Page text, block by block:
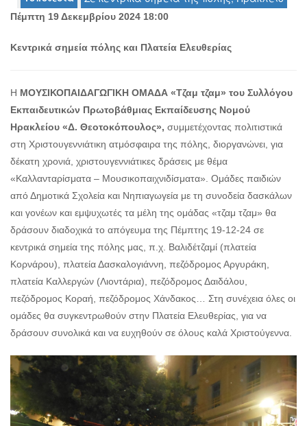
ΔΗΜΟΣ
ΠΟΛΙΤΙΣΜΟΣ
ΑΝΘΕΚΤΙΚΗ
ΠΟΛΗ
Πέμπτη 19 Δεκεμβρίου 2024 18:00
Κεντρικά σημεία πόλης και Πλατεία Ελευθερίας
Η ΜΟΥΣΙΚΟΠΑΙΔΑΓΩΓΙΚΗ ΟΜΑΔΑ «Τζαμ τζαμ» του Συλλόγου
Εκπαιδευτικών Πρωτοβάθμιας Εκπαίδευσης Νομού
Ηρακλείου «Δ. Θεοτοκόπουλος», συμμετέχοντας πολιτιστικά
στη Χριστουγεννιάτικη ατμόσφαιρα της πόλης, διοργανώνει, για
δέκατη χρονιά, χριστουγεννιάτικες δράσεις με θέμα
«Καλλανταρίσματα – Μουσικοπαιχνιδίσματα». Ομάδες παιδιών
από Δημοτικά Σχολεία και Νηπιαγωγεία με τη συνοδεία δασκάλων
και γονέων και εμψυχωτές τα μέλη της ομάδας «τζαμ τζαμ» θα
δράσουν διαδοχικά το απόγευμα της Πέμπτης 19-12-24 σε
κεντρικά σημεία της πόλης μας, π.χ. Βαλιδέτζαμί (πλατεία
Κορνάρου), πλατεία Δασκαλογιάννη, πεζόδρομος Αργυράκη,
πλατεία Καλλεργών (Λιοντάρια), πεζόδρομος Δαιδάλου,
πεζόδρομος Κοραή, πεζόδρομος Χάνδακος… Στη συνέχεια όλες οι
ομάδες θα συγκεντρωθούν στην Πλατεία Ελευθερίας, για να
δράσουν συνολικά και να ευχηθούν σε όλους καλά Χριστούγεννα.